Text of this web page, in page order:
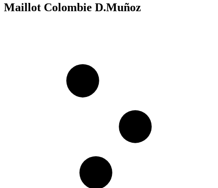
Maillot Colombie D.Muñoz